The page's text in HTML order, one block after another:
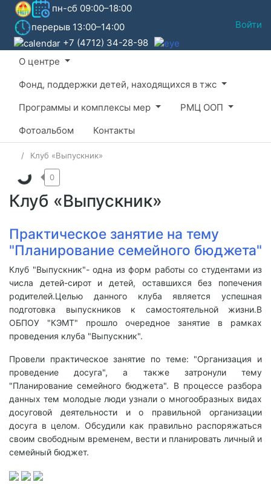
пн-сб 09:00–18:00
перерыв 13:00–14:00
+7 (4712) 34-28-98
Войти
О центре
Фонд, поддержки детей, находящихся в тжс
Программы и комплексы мер
РМЦ ООП
Фотоальбом
Контакты
Клуб «Выпускник»
Клуб «Выпускник»
0
Практическое занятие на тему
"Планирование семейного бюджета"
Клуб "Выпускник"- одна из форм работы со студентами из
числа детей-сирот и детей, оставшихся без попечения
родителей.Целью данного клуба является успешная
подготовка выпускников к самостоятельной жизни.В
ОБПОУ "КЭМТ" прошло очередное занятие в рамках
проведения клуба "Выпускник".
Провели практическое занятие по теме: "Организация и
проведение досуга", а также затронули тему
"Планирование семейного бюджета". В процессе разбора
данных тем молодые люди узнали о многообразных видах
досуговой деятельности и о правильной организации
досуга в целом. Обсудили как правильно распоряжаться
своим свободным временем, вести и планировать личный и
семейный бюджет.